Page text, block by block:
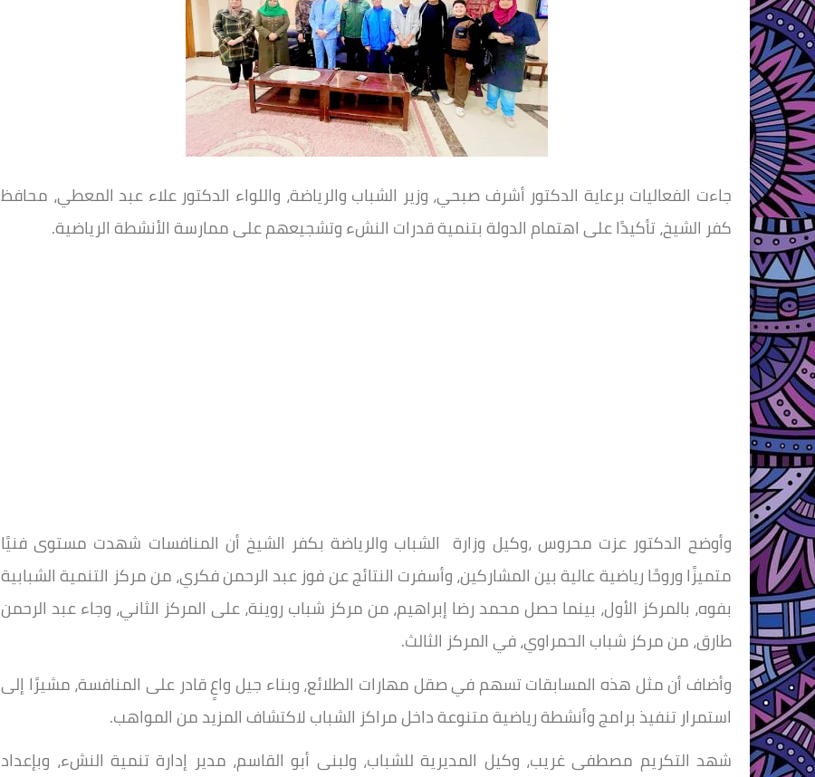
جاءت الفعاليات برعاية الدكتور أشرف صبحي، وزير الشباب والرياضة، واللواء الدكتور علاء عبد المعطي، محافظ
كفر الشيخ، تأكيدًا على اهتمام الدولة بتنمية قدرات النشء وتشجيعهم على ممارسة الأنشطة الرياضية.
وأوضح الدكتور عزت محروس ،وكيل وزارة الشباب والرياضة بكفر الشيخ أن المنافسات شهدت مستوى فنيًا
متميزًا وروحًا رياضية عالية بين المشاركين، وأسفرت النتائج عن فوز عبد الرحمن فكري، من مركز التنمية الشبابية
بفوه، بالمركز الأول، بينما حصل محمد رضا إبراهيم، من مركز شباب روينة، على المركز الثاني، وجاء عبد الرحمن
طارق، من مركز شباب الحمراوي، في المركز الثالث.
وأضاف أن مثل هذه المسابقات تسهم في صقل مهارات الطلائع، وبناء جيل واعٍ قادر على المنافسة، مشيرًا إلى
استمرار تنفيذ برامج وأنشطة رياضية متنوعة داخل مراكز الشباب لاكتشاف المزيد من المواهب.
شهد التكريم مصطفى غريب، وكيل المديرية للشباب، ولبنى أبو القاسم، مدير إدارة تنمية النشء، وبإعداد